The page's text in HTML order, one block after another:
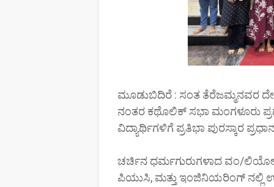
ಮೂಡುಬಿದಿರೆ : ಸಂತ ತೆರೆಜಮ್ಮನವರ
ನಂತರ ಕಥೊಲಿಕ್ ಸಭಾ ಮಂಗಳೂರು
ವಿದ್ಯಾರ್ಥಿಗಳಿಗೆ ಪ್ರತಿಭಾ ಪುರಸ್ಕಾರ
ಚರ್ಚಿನ ಧರ್ಮಗುರುಗಳಾದ ವಂ/
ಪಿಯುಸಿ, ಮತ್ತು ಇಂಜಿನಿಯರಿಂಗ್ ನಲ್ಲಿ